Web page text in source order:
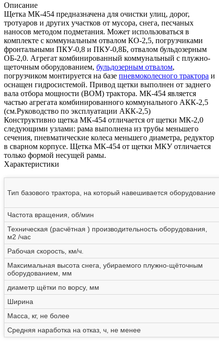
Описание
Щетка МК-454 предназначена для очистки улиц, дорог,
тротуаров и других участков от мусора, снега, песчаных
наносов методом подметания. Может использоваться в
комплекте с коммунальным отвалом КО-2,5, погрузчиками
фронтальными ПКУ-0,8 и ПКУ-0,8Б, отвалом бульдозерным
ОБ-2,0. Агрегат комбинированный коммунальный с плужно-
щеточным оборудованием, бульдозерным отвалом,
погрузчиком монтируется на базе пневмоколесного трактора и
оснащен гидросистемой. Привод щетки выполнен от заднего
вала отбора мощности (ВОМ) трактора. МК-454 является
частью агрегата комбинированного коммунального АКК-2,5
(см.Руководство по эксплуатации АКК-2,5)
Конструктивно щетка МК-454 отличается от щетки МК-2,0
следующими узлами: рама выполнена из трубы меньшего
сечения, пневматические колеса меньшего диаметра, редуктор
в сварном корпусе. Щетка МК-454 от щетки МКУ отличается
только формой несущей рамы.
Характеристики
Тип базового трактора, на который навешивается оборудование
Частота вращения, об/мин
Техническая (расчётная ) производительность оборудования,
м2 /час
Рабочая скорость, км/ч.
Максимальная высота снега, убираемого плужно-щёточным
оборудованием, мм
диаметр щётки по ворсу, мм
Ширина
Масса, кг, не более
Средняя наработка на отказ, ч, не менее